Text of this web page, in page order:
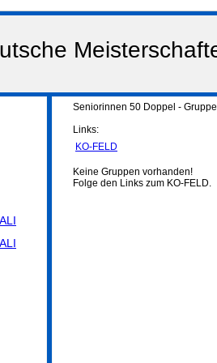
Seniorinnen 50 Doppel -
Links:
KO-FELD
Keine Gruppen vorhanden!
Folge den Links zum KO-FELD.